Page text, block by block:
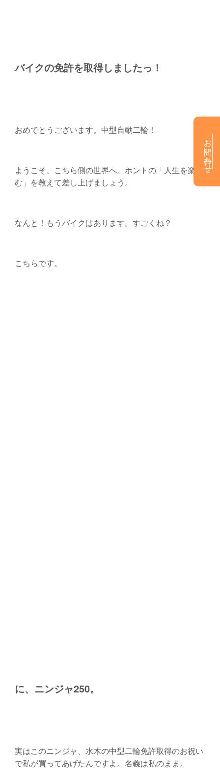
バイクの免許を取得しましたっ！
おめでとうございます。中型自動二輪！
ようこそ、こちら側の世界へ。ホントの「人生を楽し
む」を教えて差し上げましょう。
なんと！もうバイクはあります。すごくね？
こちらです。
に、ニンジャ250。
実はこのニンジャ、水木の中型二輪免許取得のお祝い
で私が買ってあげたんですよ。名義は私のまま。
お問い合わせ